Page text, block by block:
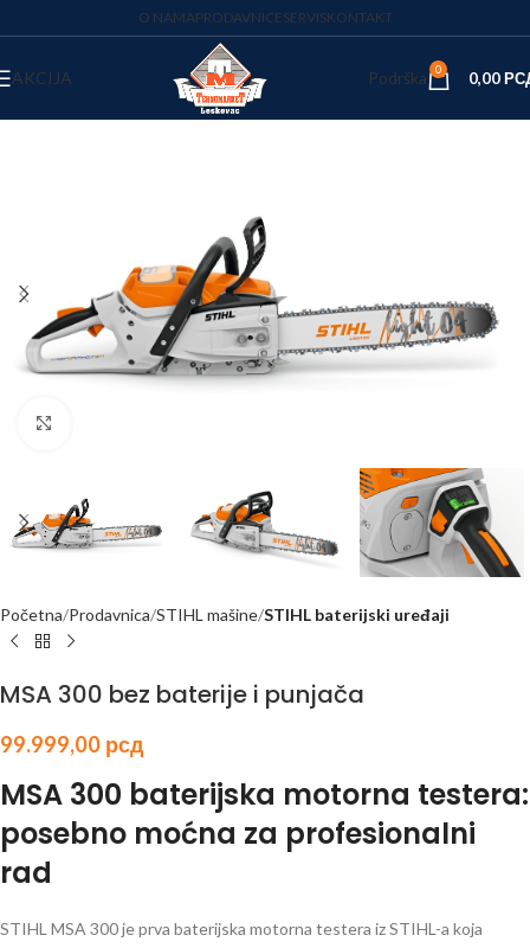
O NAMAPRODAVNICESERVISKONTAKT
AKCIJA Podrška 0 0,00
Početna Prodavnica STIHL mašine STIHL baterijski uređaji
MSA 300 bez baterije i punjača
99.999,00 рсд
MSA 300 baterijska motorna testera:
posebno moćna za profesionalni
rad
STIHL MSA 300 je prva baterijska motorna testera iz STIHL-a koja